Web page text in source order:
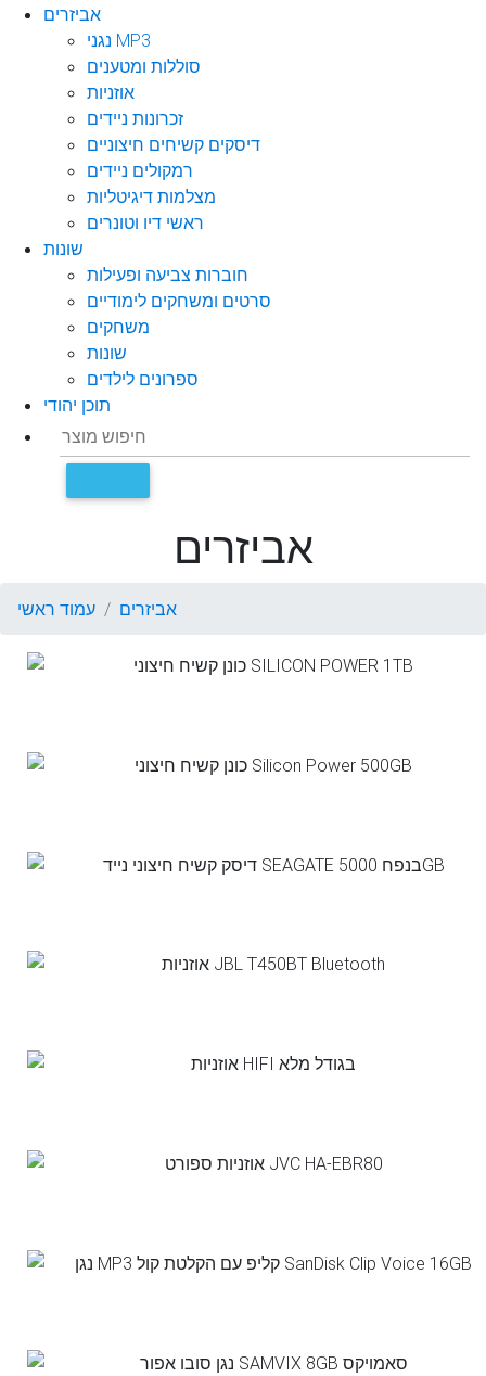
אביזרים
נגני MP3
סוללות ומטענים
אוזניות
זכרונות ניידים
דיסקים קשיחים חיצוניים
רמקולים ניידים
מצלמות דיגיטליות
ראשי דיו וטונרים
שונות
חוברות צביעה ופעילות
סרטים ומשחקים לימודיים
משחקים
שונות
ספרונים לילדים
תוכן יהודי
אביזרים
עמוד ראשי אביזרים